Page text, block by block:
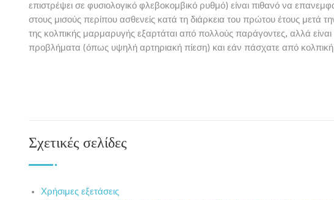
επιστρέψει σε φυσιολογικό φλεβοκομβικό ρυθμό) είναι πιθανό να
στους μισούς περίπου ασθενείς κατά τη διάρκεια του πρώτου έτους μετά
της κολπικής μαρμαρυγής εξαρτάται από πολλούς παράγοντες, αλλά
προβλήματα (όπως υψηλή αρτηριακή πίεση) και εάν πάσχατε από
Σχετικές σελίδες
Χρήσιμες εξετάσεις